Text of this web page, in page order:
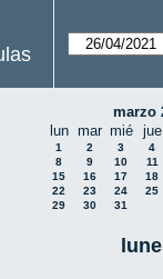
marzo
lun mar mié jue
1 2 3
4
8
9 10
11
15
16 17
18
22
23 24
25
29
30 31